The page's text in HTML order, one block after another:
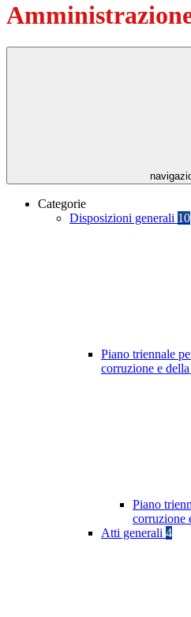
Categorie
Disposizioni generali 10
Piano triennale
corruzione e della
Piano
corruzione
Atti generali 4